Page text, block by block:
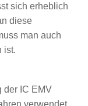
sich erheblich
diese
man auch
ist.
der IC EMV